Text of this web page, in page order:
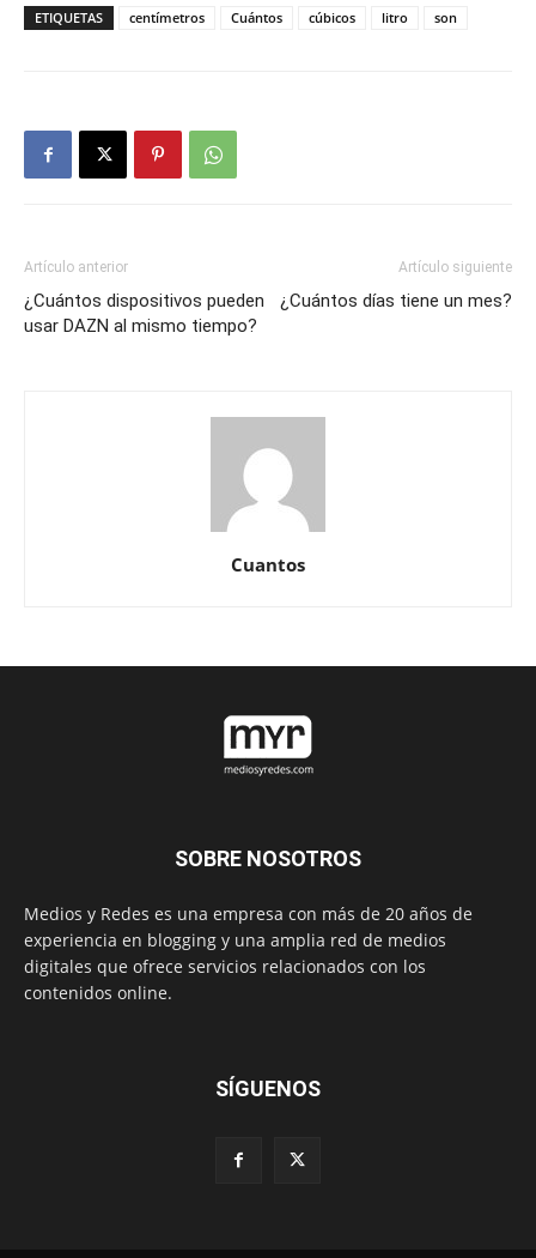
ETIQUETAS centímetros Cuántos cúbicos litro son
Artículo anterior
¿Cuántos dispositivos pueden
usar DAZN al mismo tiempo?
Artículo siguiente
¿Cuántos días tiene un mes?
Cuantos
SOBRE NOSOTROS
Medios y Redes es una empresa con más de 20 años de
experiencia en blogging y una amplia red de medios
digitales que ofrece servicios relacionados con los
contenidos online.
SÍGUENOS